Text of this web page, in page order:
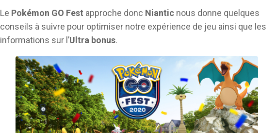
Le Pokémon GO Fest approche donc Niantic nous donne quelques
conseils à suivre pour optimiser notre expérience de jeu ainsi que les
informations sur l’Ultra bonus.